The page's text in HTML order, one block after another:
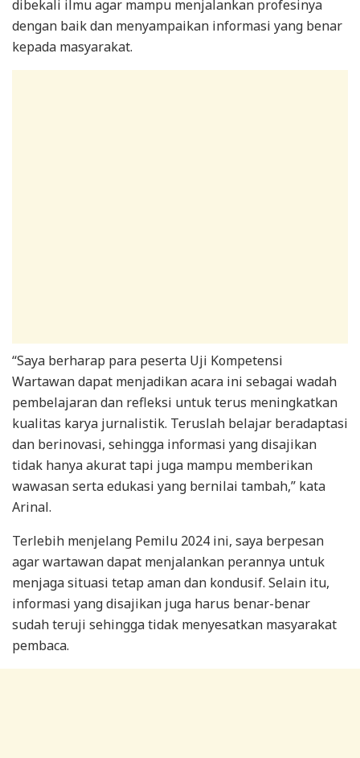
dibekali ilmu agar mampu menjalankan profesinya
dengan baik dan menyampaikan informasi yang benar
kepada masyarakat.
“Saya berharap para peserta Uji Kompetensi
Wartawan dapat menjadikan acara ini sebagai wadah
pembelajaran dan refleksi untuk terus meningkatkan
kualitas karya jurnalistik. Teruslah belajar beradaptasi
dan berinovasi, sehingga informasi yang disajikan
tidak hanya akurat tapi juga mampu memberikan
wawasan serta edukasi yang bernilai tambah,” kata
Arinal.
Terlebih menjelang Pemilu 2024 ini, saya berpesan
agar wartawan dapat menjalankan perannya untuk
menjaga situasi tetap aman dan kondusif. Selain itu,
informasi yang disajikan juga harus benar-benar
sudah teruji sehingga tidak menyesatkan masyarakat
pembaca.